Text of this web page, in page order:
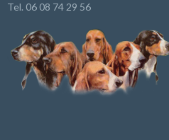
Tel. 06 08 74 29 56